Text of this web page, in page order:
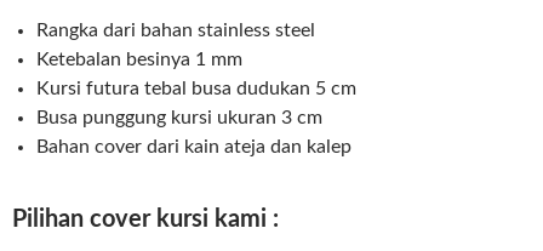
Rangka dari bahan stainless steel
Ketebalan besinya 1 mm
Kursi futura tebal busa dudukan 5 cm
Busa punggung kursi ukuran 3 cm
Bahan cover dari kain ateja dan kalep
Pilihan cover kursi kami :